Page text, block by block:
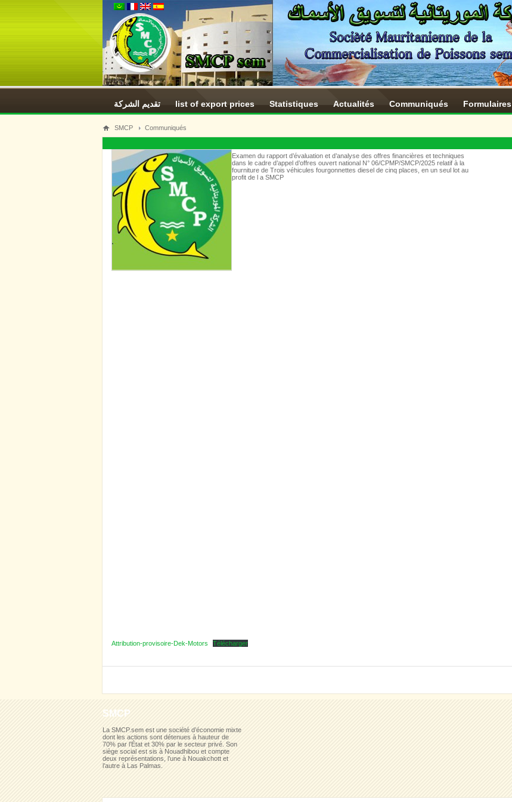
تقديم الشركة list of export prices Statistiques Actualités Communiqués Formulaires
SMCP Communiqués
Examen du rapport d’évaluation et d’analyse des offres financières et techniques
dans le cadre d’appel d’offres ouvert national N° 06/CPMP/SMCP/2025 relatif à la
fourniture de Trois véhicules fourgonnettes diesel de cinq places, en un seul lot au
profit de l a SMCP
Attribution-provisoire-Dek-Motors Télécharger
SMCP
La SMCP.sem est une société d’économie mixte
dont les actions sont détenues à hauteur de
70% par l’État et 30% par le secteur privé. Son
siège social est sis à Nouadhibou et compte
deux représentations, l’une à Nouakchott et
l’autre à Las Palmas.